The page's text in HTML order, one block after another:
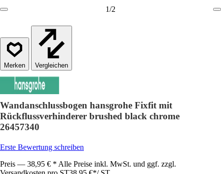
1/2
Vergleichen
Wandanschlussbogen hansgrohe Fixfit mit
Rückflussverhinderer brushed black chrome
26457340
Erste Bewertung schreiben
Preis — 38,95 € * Alle Preise inkl. MwSt. und ggf. zzgl.